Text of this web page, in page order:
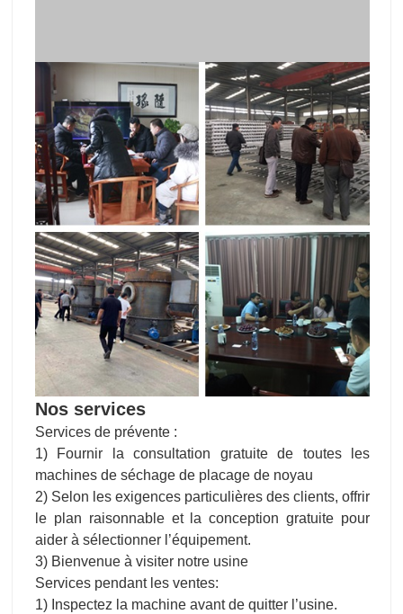
Nos services
Services de prévente :
1) Fournir la consultation gratuite de toutes les
machines de séchage de placage de noyau
2) Selon les exigences particulières des clients, offrir
le plan raisonnable et la conception gratuite pour
aider à sélectionner l’équipement.
3) Bienvenue à visiter notre usine
Services pendant les ventes:
1) Inspectez la machine avant de quitter l’usine.